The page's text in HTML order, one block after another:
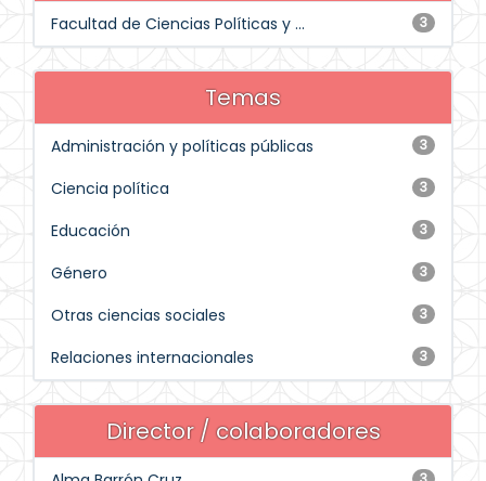
3
Facultad de Ciencias Políticas y ...
Temas
3
Administración y políticas públicas
3
Ciencia política
3
Educación
3
Género
3
Otras ciencias sociales
3
Relaciones internacionales
Director / colaboradores